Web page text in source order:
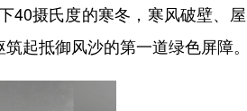
摄氏度的寒冬，寒风破壁、屋
起抵御风沙的第一道绿色屏障。